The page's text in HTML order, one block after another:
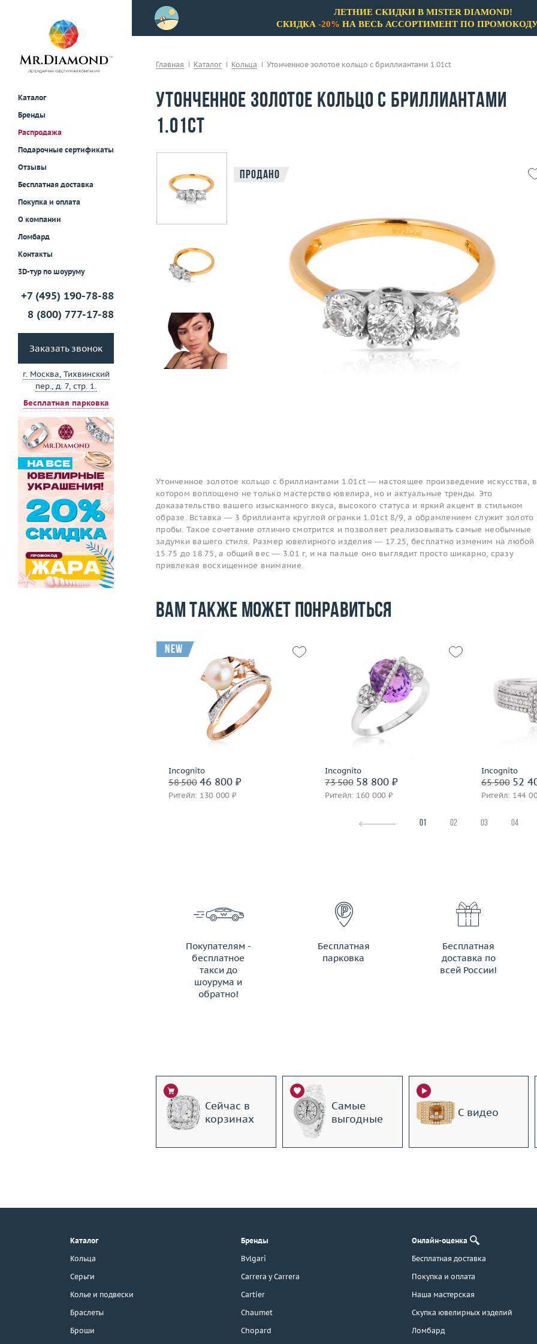
Каталог
Бренды
Распродажа
Подарочные сертификаты
Отзывы
Бесплатная доставка
Покупка и оплата
О компании
Ломбард
Контакты
3D-тур по шоуруму
+7 (495) 190-78-88
8 (800) 777-17-88
Заказать звонок
г. Москва, Тихвинский
пер., д. 7, стр. 1.
Бесплатная парковка
г. Москва, Тихвинский пер., д. 7,
3D-тур по шоуруму
примерки!
ЛЕТНИЕ СКИДКИ В MISTER DIAMOND!
СКИДКА -20% НА ВЕСЬ АССОРТИМЕНТ ПО
Главная Каталог Кольца Утонченное золотое кольцо с бриллиантами 1.01ct
Утонченное золотое кольцо с бриллиантами
1.01ct
Продано
Утонченное золотое кольцо с бриллиантами 1.01ct — настоящее произведение искусства, в
котором воплощено не только мастерство ювелира, но и актуальные тренды. Это
доказательство вашего изысканного вкуса, высокого статуса и яркий акцент в стильном
образе. Вставка — 3 бриллианта круглой огранки 1.01ct 8/9, а обрамлением служит золото
пробы. Такое сочетание отлично смотрится и позволяет реализовывать самые необычные
задумки вашего стиля. Размер ювелирного изделия — 17.25, бесплатно изменим на любой
15.75 до 18.75, а общий вес — 3.01 г, и на пальце оно выглядит просто шикарно, сразу
привлекая восхищенное внимание.
Вам также может понравиться
Incognito
58 50046 800 ₽
Ритейл: 130 000 ₽
new
Материал
золото 585 пробы
Подробнее
Incognito
73 50058 800 ₽
Ритейл: 160 000 ₽
Материал
золото 585 пробы
Подробнее
Incognito
65 50052
Ритейл: 144
Размер
Вес (г)
Материал
01 02 03 04
Покупателям -
бесплатное
такси до
шоурума и
обратно!
ЗАКАЗАТЬ ТАКСИ
Бесплатная
парковка
Бесплатная
доставка по
всей России!
Сейчас в
корзинах
Самые
выгодные
С видео
Каталог
Кольца
Серьги
Колье и подвески
Браслеты
Броши
Бренды
Bvlgari
Carrera y Carrera
Cartier
Chaumet
Chopard
Онлайн-оценка
Бесплатная доставка
Покупка и оплата
Наша мастерская
Скупка ювелирных изделий
Ломбард